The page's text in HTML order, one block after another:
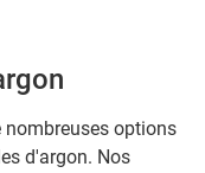
nombreuses options
d'argon. Nos